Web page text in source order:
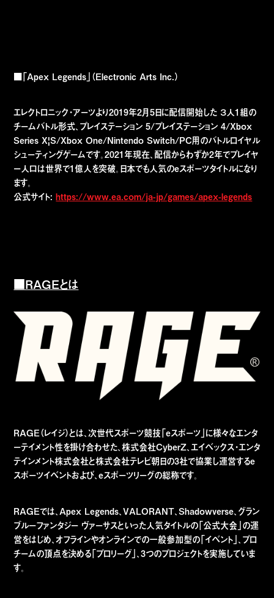
「Apex Legends」（Electronic Arts Inc.）
エレクトロニック・アーツより2019年2月5日に配信開始した ３人1組の
チームバトル形式、プレイステーション 5/プレイステーション 4/Xbox
Series X|S/Xbox One/Nintendo Switch/PC用のバトルロイヤル
シューティングゲームです。2021年現在、配信からわずか2年でプレイヤ
ー人口は世界で1億人を突破。日本でも人気のeスポーツタイトルになり
ます。
公式サイト: https://www.ea.com/ja-jp/games/apex-legends
■RAGEとは
RAGE（レイジ）とは、次世代スポーツ競技「eスポーツ」に様々なエンタ
ーテイメント性を掛け合わせた、株式会社CyberZ、エイベックス・エンタ
テインメント株式会社と株式会社テレビ朝日の3社で協業し運営するe
スポーツイベントおよび、eスポーツリーグの総称です。
RAGEでは、Apex Legends、VALORANT、Shadowverse、グラン
ブルーファンタジー ヴァーサスといった人気タイトルの「公式大会」の運
営をはじめ、オフラインやオンラインでの一般参加型の「イベント」、プロ
チームの頂点を決める「プロリーグ」、3つのプロジェクトを実施していま
す。